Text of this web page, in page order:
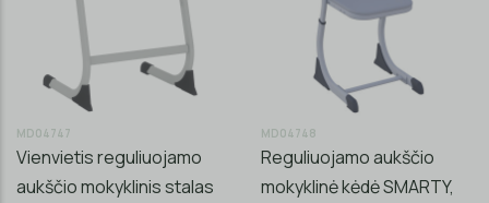
MD04747
Vienvietis reguliuojamo
aukščio mokyklinis stalas
MD04748
Reguliuojamo aukščio
mokyklinė kėdė SMARTY,